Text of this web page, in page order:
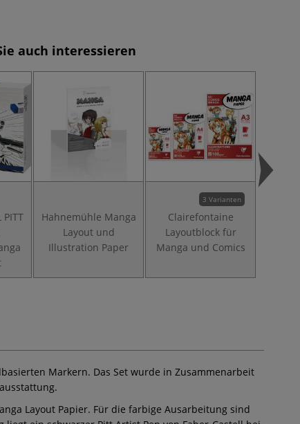
auch interessieren
PITT
Hahnemühle Manga
Layout und
Illustration Paper
3 Varianten
Clairefontaine
Layoutblock für
Manga und Comics
Markern. Das Set wurde in Zusammenarbeit
Layout Papier. Für die farbige Ausarbeitung sind